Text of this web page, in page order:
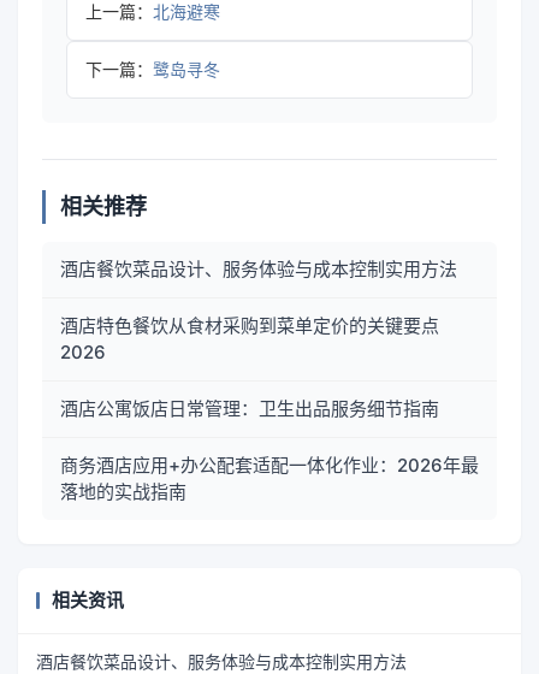
上一篇： 北海避寒
下一篇： 鹭岛寻冬
相关推荐
酒店餐饮菜品设计、服务体验与成本控制实用方法
酒店特色餐饮从食材采购到菜单定价的关键要点
2026
酒店公寓饭店日常管理：卫生出品服务细节指南
商务酒店应用+办公配套适配一体化作业：2026年最
落地的实战指南
相关资讯
酒店餐饮菜品设计、服务体验与成本控制实用方法